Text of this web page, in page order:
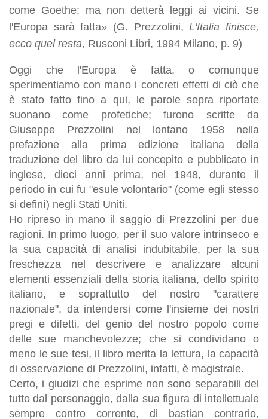
come Goethe; ma non detterà leggi ai vicini. Se
l'Europa sarà fatta» (G. Prezzolini,L'Italia finisce,
ecco quel resta, Rusconi Libri, 1994 Milano, p. 9)
Oggi che l'Europa è fatta, o comunque
sperimentiamo con mano i concreti effetti di ciò che
è stato fatto fino a qui, le parole sopra riportate
suonano come profetiche; furono scritte da
Giuseppe Prezzolini nel lontano 1958 nella
prefazione alla prima edizione italiana della
traduzione del libro da lui concepito e pubblicato in
inglese, dieci anni prima, nel 1948, durante il
periodo in cui fu "esule volontario" (come egli stesso
si definì) negli Stati Uniti.
Ho ripreso in mano il saggio di Prezzolini per due
ragioni. In primo luogo, per il suo valore intrinseco e
la sua capacità di analisi indubitabile, per la sua
freschezza nel descrivere e analizzare alcuni
elementi essenziali della storia italiana, dello spirito
italiano, e soprattutto del nostro "carattere
nazionale", da intendersi come l'insieme dei nostri
pregi e difetti, del genio del nostro popolo come
delle sue manchevolezze; che si condividano o
meno le sue tesi, il libro merita la lettura, la capacità
di osservazione di Prezzolini, infatti, è magistrale.
Certo, i giudizi che esprime non sono separabili del
tutto dal personaggio, dalla sua figura di intellettuale
sempre contro corrente, di bastian contrario,